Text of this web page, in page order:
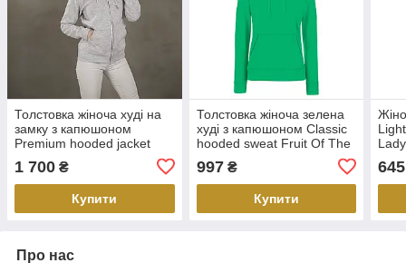
Толстовка жіноча худі на
замку з капюшоном
Premium hooded jacket
1 700 ₴
Купити
Толстовка жіноча зелена
худі з капюшоном Classic
hooded sweat Fruit Of The
997₴
Купити
645
Про нас